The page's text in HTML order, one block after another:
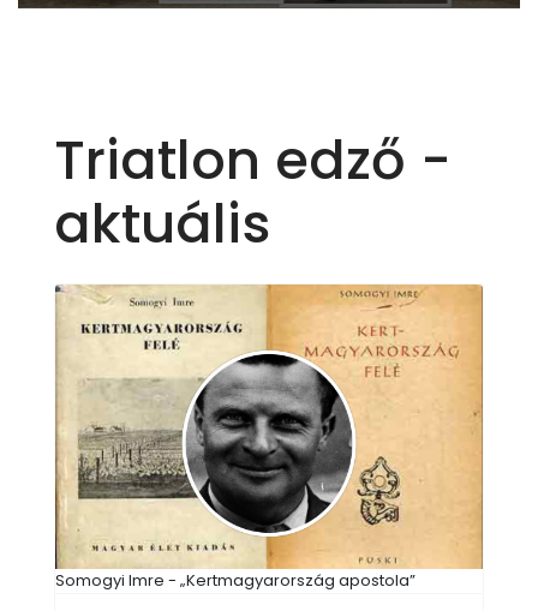
Triatlon edző -
aktuális
Somogyi Imre - „Kertmagyarország apostola”